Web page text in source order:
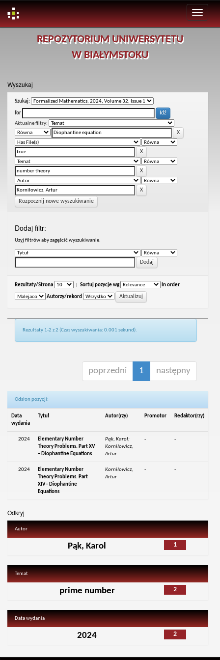
REPOZYTORIUM UNIWERSYTETU
W BIAŁYMSTOKU
Wyszukaj
Szukaj:
for
Aktualne filtry:
Rozpocznij nowe wyszukiwanie
Dodaj filtr:
Uzyj filtrów aby zagęścić wyszukiwanie.
Rezultaty/Strona Sortuj pozycje wg In order
Autorzy/rekord
Rezultaty 1-2 z 2 (Czas wyszukiwania: 0.001 sekund).
poprzedni 1 następny
Odsłon pozycji:
Data
wydania
Tytuł Autor(rzy) Promotor Redaktor(rzy)
2024
Elementary Number
Theory Problems. Part XV
– Diophantine Equations
Pąk, Karol;
Korniłowicz,
Artur
- -
2024
Elementary Number
Theory Problems. Part
XIV– Diophantine
Equations
Korniłowicz,
Artur
- -
Odkryj
Autor
1
Pąk, Karol
Temat
2
prime number
Data wydania
2
2024